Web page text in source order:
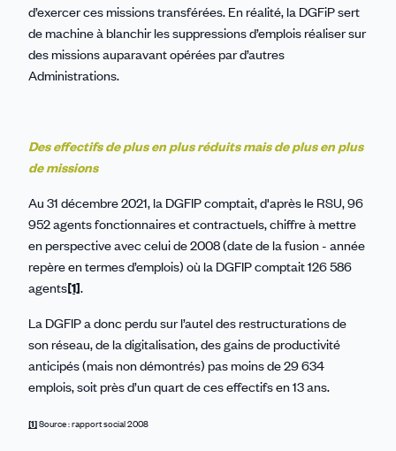
d’exercer ces missions transférées. En réalité, la DGFiP sert
de machine à blanchir les suppressions d’emplois réaliser sur
des missions auparavant opérées par d’autres
Administrations.
Des effectifs de plus en plus réduits mais de plus en plus
de missions
Au 31 décembre 2021, la DGFIP comptait, d'après le RSU, 96
952 agents fonctionnaires et contractuels, chiffre à mettre
en perspective avec celui de 2008 (date de la fusion - année
repère en termes d’emplois) où la DGFIP comptait 126 586
agents[1].
La DGFIP a donc perdu sur l’autel des restructurations de
son réseau, de la digitalisation, des gains de productivité
anticipés (mais non démontrés) pas moins de 29 634
emplois, soit près d’un quart de ces effectifs en 13 ans.
[1]Source : rapport social 2008